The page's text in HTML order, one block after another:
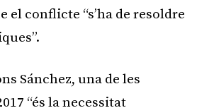
el conflicte “s’ha de resoldre
Sánchez, una de les
“és la necessitat